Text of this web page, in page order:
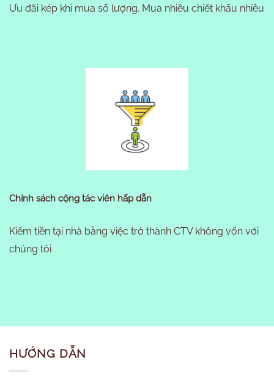
Ưu đãi kép khi mua số lượng. Mua nhiều chiết khấu nhiều
Chính sách cộng tác viên hấp dẫn
Kiếm tiền tại nhà bằng việc trở thành CTV không vốn với
chúng tôi
HƯỚNG DẪN